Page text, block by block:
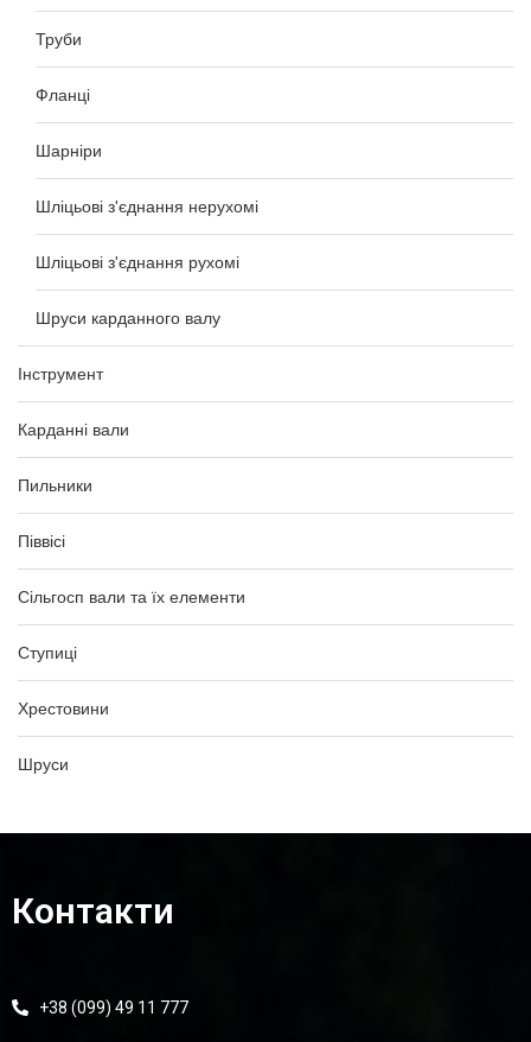
Труби
Фланці
Шарніри
Шліцьові з'єднання нерухомі
Шліцьові з'єднання рухомі
Шруси карданного валу
Інструмент
Карданні вали
Пильники
Піввісі
Сільгосп вали та їх елементи
Ступиці
Хрестовини
Шруси
Контакти
+38 (099) 49 11 777